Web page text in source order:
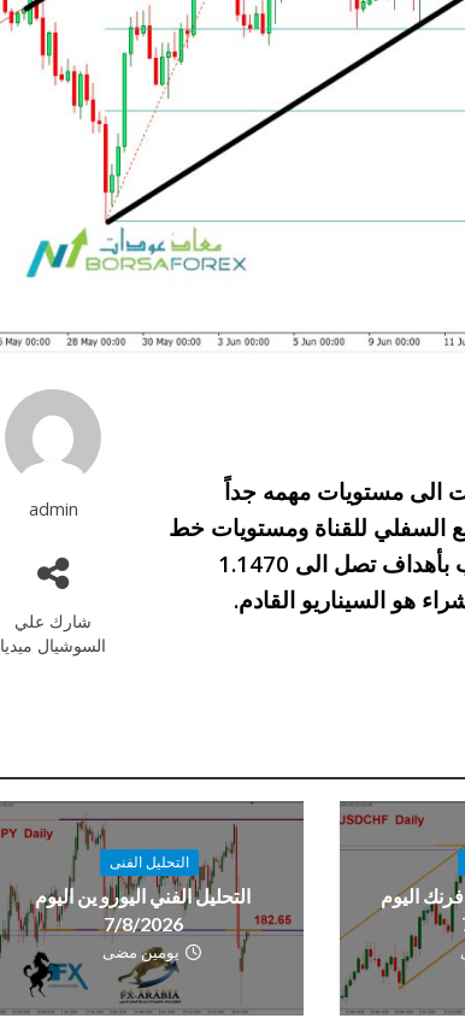
admin
شارك علي
السوشيال ميديا
الى مستويات مهمه جداً
السفلي للقناة ومستويات خط
المقاومة عند أسعار 1.1530 والثبات اسفلهم فالبيع هو الاقرب بأهداف تصل الى 1.1470
هو السيناريو القادم.
فرنك اليوم
التحليل الفنى
التحليل الفني اليورو ين اليوم
7/8/2026
يومين مضى